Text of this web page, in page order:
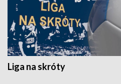
Liga na skróty